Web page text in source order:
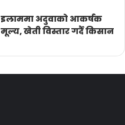
इलाममा अदुवाको आकर्षक
मूल्य, खेती विस्तार गर्दै किसान